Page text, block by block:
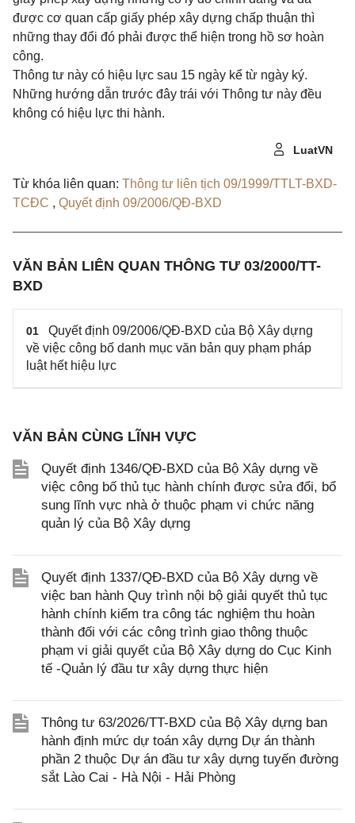
được cơ quan cấp giấy phép xây dựng chấp thuận thì
những thay đổi đó phải được thể hiện trong hồ sơ hoàn
công.
Thông tư này có hiệu lực sau 15 ngày kể từ ngày ký.
Những hướng dẫn trước đây trái với Thông tư này đều
không có hiệu lực thi hành.
LuatVN
Từ khóa liên quan: Thông tư liên tịch 09/1999/TTLT-BXD-
TCĐC , Quyết định 09/2006/QĐ-BXD
VĂN BẢN LIÊN QUAN THÔNG TƯ 03/2000/TT-
BXD
01
Quyết định 09/2006/QĐ-BXD của Bộ Xây dựng
về việc công bố danh mục văn bản quy phạm pháp
luật hết hiệu lực
VĂN BẢN CÙNG LĨNH VỰC
Quyết định 1346/QĐ-BXD của Bộ Xây dựng về
việc công bố thủ tục hành chính được sửa đổi, bổ
sung lĩnh vực nhà ở thuộc phạm vi chức năng
quản lý của Bộ Xây dựng
Quyết định 1337/QĐ-BXD của Bộ Xây dựng về
việc ban hành Quy trình nội bộ giải quyết thủ tục
hành chính kiểm tra công tác nghiệm thu hoàn
thành đối với các công trình giao thông thuộc
phạm vi giải quyết của Bộ Xây dựng do Cục Kinh
tế -Quản lý đầu tư xây dựng thực hiện
Thông tư 63/2026/TT-BXD của Bộ Xây dựng ban
hành định mức dự toán xây dựng Dự án thành
phần 2 thuộc Dự án đầu tư xây dựng tuyến đường
sắt Lào Cai - Hà Nội - Hải Phòng